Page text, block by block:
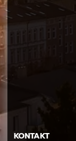
KONTAKT